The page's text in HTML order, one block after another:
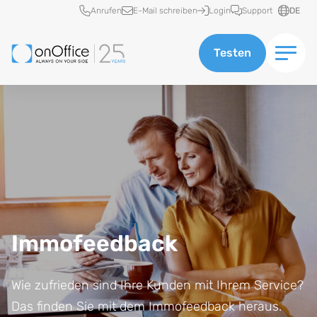
Schnellzugriff
Anrufen E-Mail schreiben Login Support DE
Testen
Immofeedback
Wie zufrieden sind Ihre Kunden mit Ihrem Service?
Das finden Sie mit dem Immofeedback heraus.